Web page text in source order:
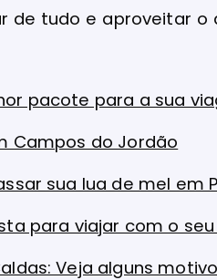
de tudo e aproveitar
pacote para a sua
Campos do Jordão
sua lua de mel em
para viajar com o
Veja alguns